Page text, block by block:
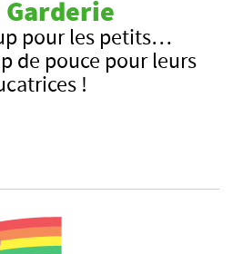
Garderie
pour les petits…
de pouce pour leurs
!